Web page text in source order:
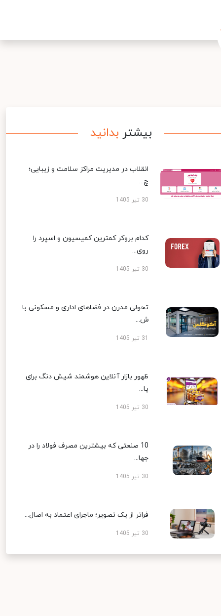
بیشتر بدانید
انقلاب در مدیریت مراکز سلامت و زیبایی؛
چ...
30 تیر 1405
کدام بروکر کمترین کمیسیون و اسپرد را
روی...
30 تیر 1405
تحولی مدرن در فضاهای اداری و مسکونی با
ش...
ظهور بازار آنلاین هوشمند شیش دنگ برای
پا...
30 تیر 1405
10 صنعتی که بیشترین مصرف فولاد را در
جها...
30 تیر 1405
فراتر از یک تصویر؛ ماجرای اعتماد به اصال...
30 تیر 1405